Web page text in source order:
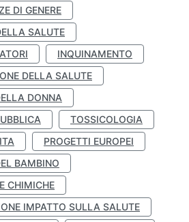
DI GENERE
SALUTE
INQUINAMENTO
DELLA SALUTE
DONNA
TOSSICOLOGIA
PROGETTI EUROPEI
BAMBINO
CHIMICHE
IMPATTO SULLA SALUTE